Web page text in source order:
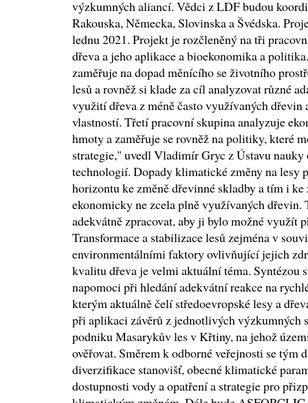
výzkumných aliancí. Vědci z LDF budou
Rakouska, Německa, Slovinska a Švédska.
lednu 2021. Projekt je rozčleněný na tři
dřeva a jeho aplikace a bioekonomika a
zaměřuje na dopad měnícího se životního
lesů a rovněž si klade za cíl analyzovat různé
využití dřeva z méně často využívaných dřevin
vlastností. Třetí pracovní skupina analyzuje
hmoty a zaměřuje se rovněž na politiky, které
strategie," uvedl Vladimír Gryc z Ústavu nauky
technologií. Dopady klimatické změny na lesy
horizontu ke změně dřevinné skladby a tím i
ekonomicky ne zcela plně využívaných dřevin.
adekvátně zpracovat, aby ji bylo možné využít
Transformace a stabilizace lesů zejména v
environmentálními faktory ovlivňující jejich
kvalitu dřeva je velmi aktuální téma. Syntézou
napomoci při hledání adekvátní reakce na
kterým aktuálně čelí středoevropské lesy a
při aplikaci závěrů z jednotlivých výzkumných
podniku Masarykův les v Křtiny, na jehož
ověřovat. Směrem k odborné veřejnosti se tým
diverzifikace stanovišť, obecné klimatické
dostupnosti vody a opatření a strategie pro